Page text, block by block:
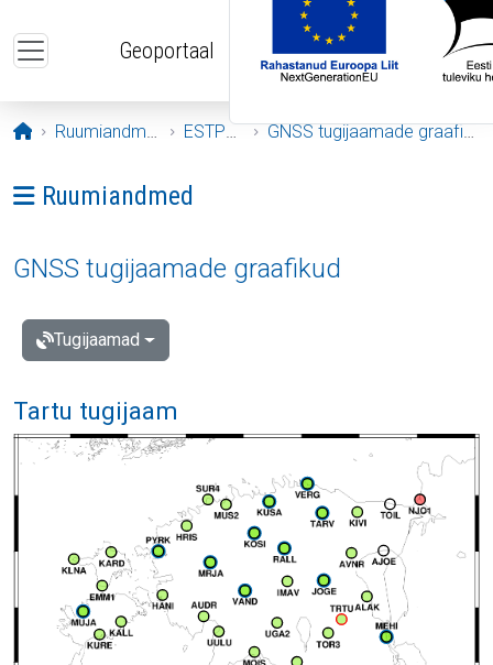
Geoportaal
Avaleht
Ruumiandmed ESTPOS GNSS tugijaamade graafikud
Ava menüü: Ruumiandmed
Ruumiandmed
GNSS tugijaamade graafikud
Tugijaamad
Tartu tugijaam